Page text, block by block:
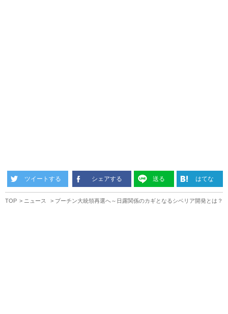
ツイートする シェアする 送る はてな
TOP ニュース プーチン大統領再選へ～日露関係のカギとなるシベリア開発とは？